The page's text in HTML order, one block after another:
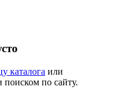
каталога или
поиском по сайту.